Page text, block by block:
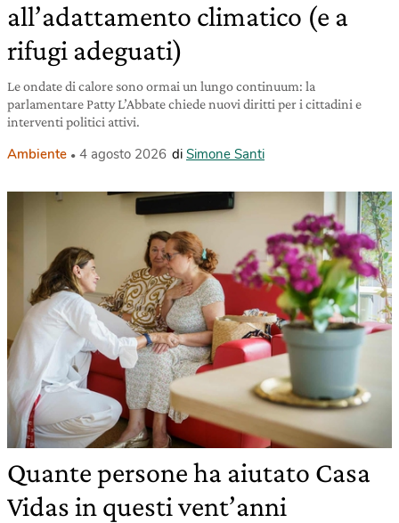
all’adattamento climatico (e a
rifugi adeguati)
Le ondate di calore sono ormai un lungo continuum: la
parlamentare Patty L’Abbate chiede nuovi diritti per i cittadini e
interventi politici attivi.
Ambiente 4 agosto 2026 di Simone Santi
Quante persone ha aiutato Casa
Vidas in questi vent’anni